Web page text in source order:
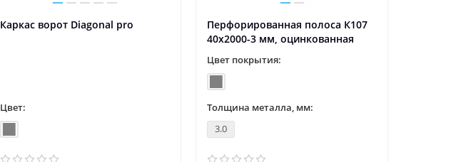
Каркас ворот Diagonal pro
Цвет:
Перфорированная полоса К107
40x2000-3 мм, оцинкованная
Цвет покрытия:
Толщина металла, мм:
3.0